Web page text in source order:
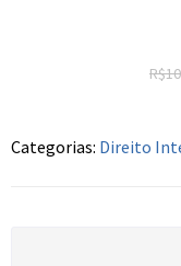
R$
Categorias: Direito